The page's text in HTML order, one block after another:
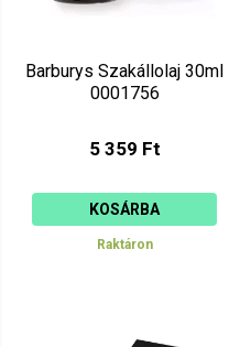
Barburys Szakállolaj 30ml
0001756
5 359 Ft
KOSÁRBA
Raktáron